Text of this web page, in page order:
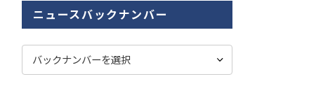
ニュースバックナンバー